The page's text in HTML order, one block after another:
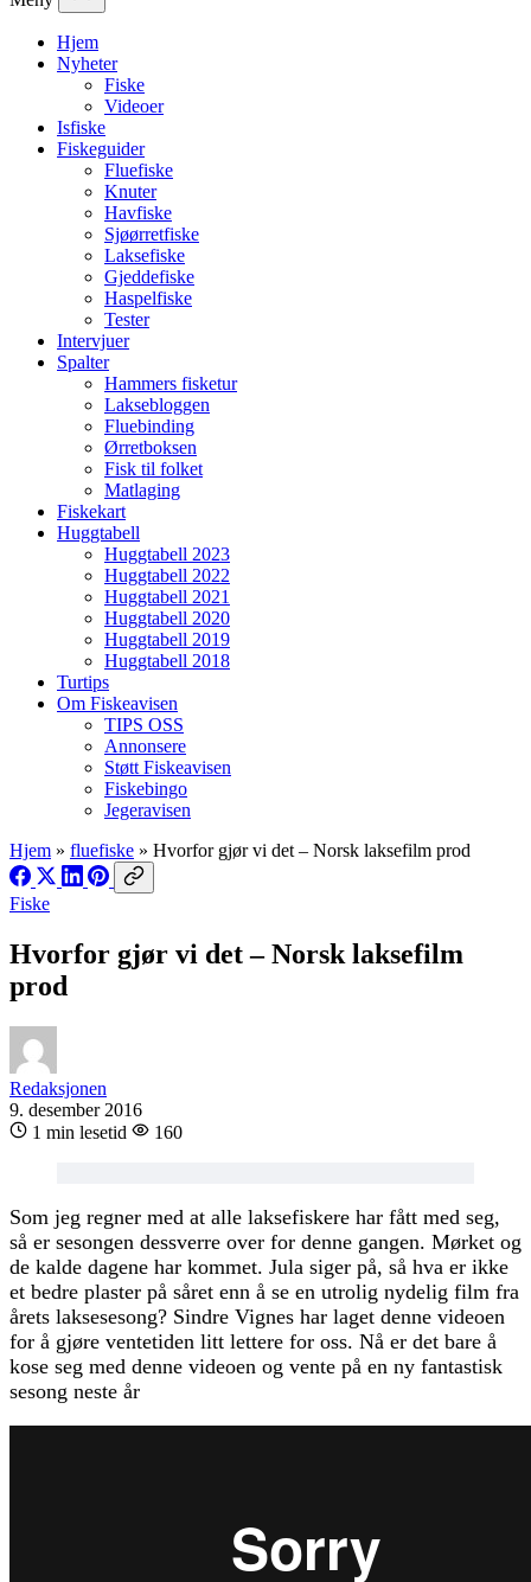
Hjem
Nyheter
Fiske
Videoer
Isfiske
Fiskeguider
Fluefiske
Knuter
Havfiske
Sjøørretfiske
Laksefiske
Gjeddefiske
Haspelfiske
Tester
Intervjuer
Spalter
Hammers fisketur
Laksebloggen
Fluebinding
Ørretboksen
Fisk til folket
Matlaging
Fiskekart
Huggtabell
Huggtabell 2023
Huggtabell 2022
Huggtabell 2021
Huggtabell 2020
Huggtabell 2019
Huggtabell 2018
Turtips
Om Fiskeavisen
TIPS OSS
Annonsere
Støtt Fiskeavisen
Fiskebingo
Jegeravisen
Hjem » fluefiske » Hvorfor gjør vi det – Norsk laksefilm prod
Fiske
Hvorfor gjør vi det – Norsk laksefilm
prod
Redaksjonen
9. desember 2016
1 min lesetid
160
Som jeg regner med at alle laksefiskere har fått med seg,
så er sesongen dessverre over for denne gangen. Mørket og
de kalde dagene har kommet. Jula siger på, så hva er ikke
et bedre plaster på såret enn å se en utrolig nydelig film fra
årets laksesesong? Sindre Vignes har laget denne videoen
for å gjøre ventetiden litt lettere for oss. Nå er det bare å
kose seg med denne videoen og vente på en ny fantastisk
sesong neste år